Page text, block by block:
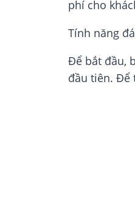
phí cho
Tính năng
Để bắt đầu,
đầu tiên. Để